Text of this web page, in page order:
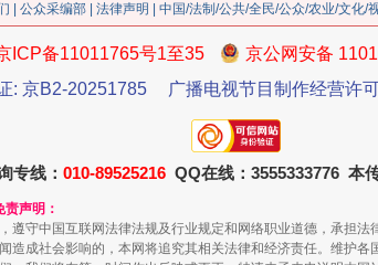
除了知识还要"留白"
公众采编部 法律声明 | 中国/法制/公共/全民/公众/农业/文化/
ICP备11011765号1至35
京公网安备
: 京B2-20251785
广播电视节目制作经营许
专线： 010-89525216 QQ在线：3555333776 本
声明：
遵守中国互联网法律法规及行业规定和网络职业道德，承担
造成社会影响的，本网将追究其相关法律和经济责任。维护